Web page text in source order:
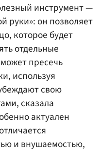
инструмент —
руки»: он позволяет
которое будет
отдельные
пресечь
используя
свою
сказала
актуален
и внушаемостью,